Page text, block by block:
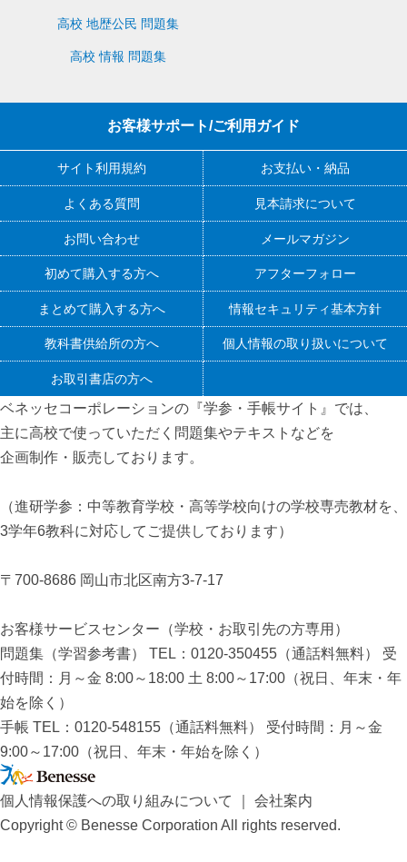
高校 地歴公民 問題集
高校 情報 問題集
お客様サポート/ご利用ガイド
サイト利用規約 お支払い・納品
よくある質問 見本請求について
お問い合わせ メールマガジン
初めて購入する方へ アフターフォロー
まとめて購入する方へ 情報セキュリティ基本方針
教科書供給所の方へ 個人情報の取り扱いについて
お取引書店の方へ
ベネッセコーポレーションの『学参・手帳サイト』 では、
主に高校で使っていただく問題集やテキストなどを
企画制作・販売しております。
（進研学参：中等教育学校・高等学校向けの学校専売教材を、
3学年6教科に対応してご提供しております）
〒700-8686 岡山市北区南方3-7-17
お客様サービスセンター（学校・お取引先の方専用）
問題集（学習参考書） TEL：0120-350455（通話料無料） 受
付時間：月～金 8:00～18:00 土 8:00～17:00（祝日、年末・年
始を除く）
手帳 TEL：0120-548155（通話料無料） 受付時間：月～金
9:00～17:00（祝日、年末・年始を除く）
個人情報保護への取り組みについて ｜ 会社案内
Copyright © Benesse Corporation All rights reserved.